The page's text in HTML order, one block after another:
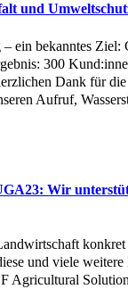
und
ein bekanntes Ziel:
300
Dank für die
Aufruf,
Wir
und viele weitere
Agricultural